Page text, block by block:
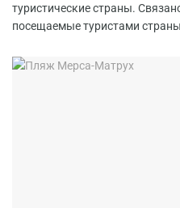
туристические страны.
посещаемые туристами